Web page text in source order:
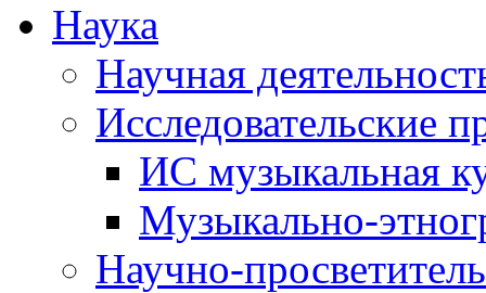
Наука
Научная
Исследовательские
ИС музыкальная
Музыкально-
Научно-